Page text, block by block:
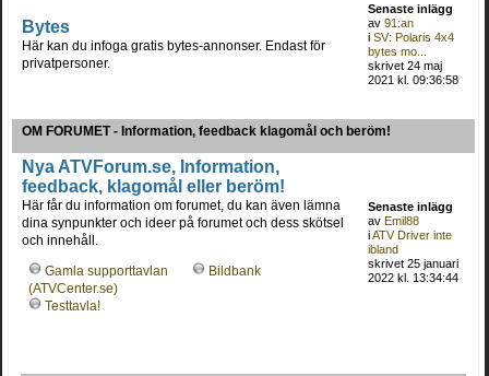
Bytes
Här kan du infoga gratis bytes-annonser. Endast för
privatpersoner.
Senaste inlägg
av91:an
iSV: Polaris 4x4
bytes mo...
skrivet 24 maj
2021 kl. 09:36:58
OM FORUMET - Information, feedback klagomål och beröm!
Nya ATVForum.se, Information,
feedback, klagomål eller beröm!
Här får du information om forumet, du kan även lämna
dina synpunkter och ideer på forumet och dess skötsel
och innehåll.
Gamla supporttavlan
(ATVCenter.se)
Testtavla!
Bildbank
Senaste inlägg
avEmil88
iATV Driver inte
ibland
skrivet 25 januari
2022 kl. 13:34:44